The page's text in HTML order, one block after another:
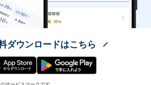
ダウンロードはこちら